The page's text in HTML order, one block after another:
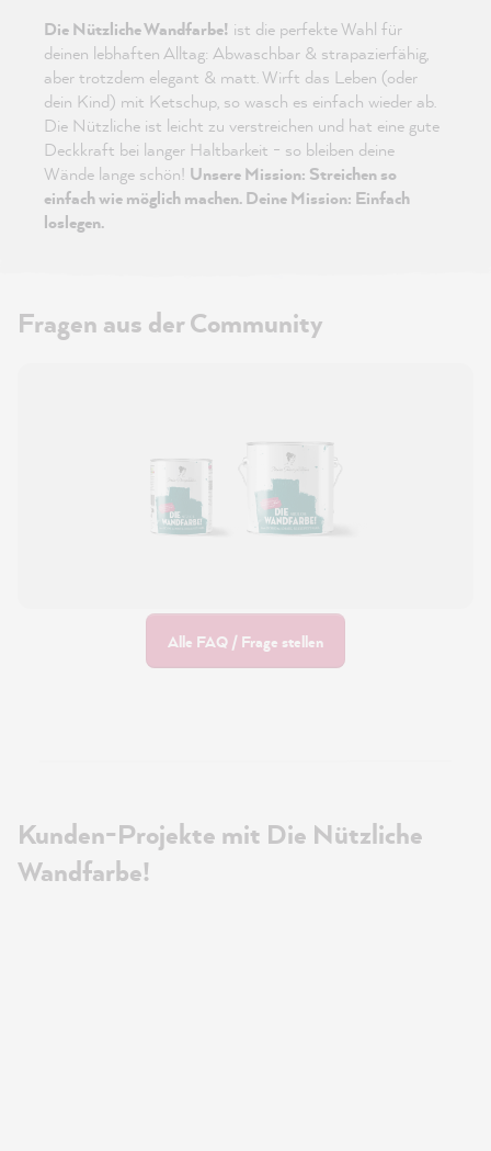
Die Nützliche Wandfarbe! ist die perfekte Wahl für
deinen lebhaften Alltag: Abwaschbar & strapazierfähig,
aber trotzdem elegant & matt. Wirft das Leben (oder
dein Kind) mit Ketschup, so wasch es einfach wieder ab.
Die Nützliche ist leicht zu verstreichen und hat eine gute
Deckkraft bei langer Haltbarkeit - so bleiben deine
Wände lange schön! Unsere Mission: Streichen so
einfach wie möglich machen. Deine Mission: Einfach
loslegen.
Fragen aus der Community
Alle FAQ / Frage stellen
Kunden-Projekte mit Die Nützliche
Wandfarbe!